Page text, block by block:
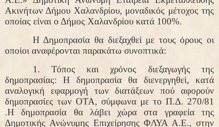
Ακινήτων Δήμου Χαλανδρίου, μοναδικός μέτοχος της
οποίας είναι ο Δήμος Χαλανδρίου κατά 100%.
Η Δημοπρασία θα διεξαχθεί με τους όρους οι
οποίοι αναφέρονται παρακάτω συνοπτικά:
1. Τόπος και χρόνος διεξαγωγής της
δημοπρασίας: Η δημοπρασία θα διενεργηθεί, κατά
αναλογική εφαρμογή των διατάξεων πού αφορούν
δημοπρασίες των ΟΤΑ, σύμφωνα με το Π.Δ. 270/81
.Η δημοπρασία θα λάβει χώρα στα γραφεία της
Δημοτικής Ανώνυμης Επιχείρησης ΦΛΥΑ Α.Ε., στην